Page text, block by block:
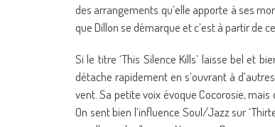
des arrangements qu’elle apporte à ses
que Dillon se démarque et c’est à partir de
Si le titre ‘This Silence Kills’ laisse bel et
détache rapidement en s’ouvrant à
vent. Sa petite voix évoque Cocorosie,
On sent bien l’influence Soul/Jazz sur